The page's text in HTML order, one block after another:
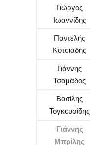
Γιώργος
Ιωαννίδης
Παντελής
Κοτσιάδης
Γιάννης
Τσαμάδος
Βασίλης
Τογκουσίδης
Γιάννης
Μπρίλης